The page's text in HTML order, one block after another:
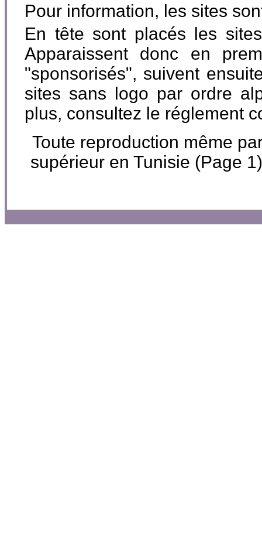
Pour information, les sites
En tête sont placés les
Apparaissent donc en
"sponsorisés", suivent
sites sans logo par ordre
plus, consultez le réglement
Toute reproduction même
supérieur en Tunisie (Page